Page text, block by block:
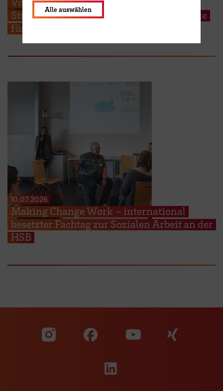
Studierende präsentieren Lösungsansätze
für aktuelle Pflegethemen
10.07.2026
Making Change Work – international
besetzter Fachtag zur Sozialen Arbeit an der
HSB
Zu unserer Facebook
Zu
Zu unserer
Alle auswählen